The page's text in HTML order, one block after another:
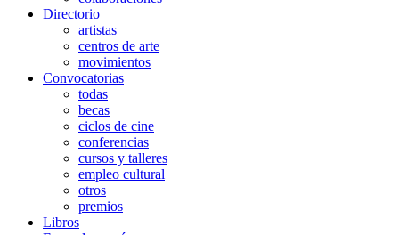
Directorio
artistas
centros de arte
movimientos
Convocatorias
todas
becas
ciclos de cine
conferencias
cursos y talleres
empleo cultural
otros
premios
Libros